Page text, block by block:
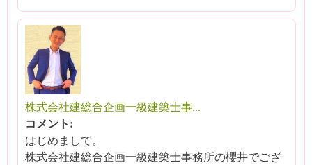
株式会社建総合企画一級建築士事...
コメント:
はじめまして。
株式会社建総合企画一級建築士事務所の櫻井でござ